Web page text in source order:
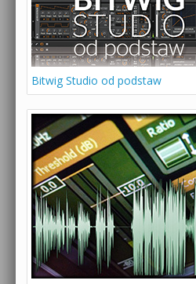
Bitwig Studio od podstaw